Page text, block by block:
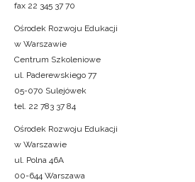
fax 22 345 37 70
Ośrodek Rozwoju Edukacji
w Warszawie
Centrum Szkoleniowe
ul. Paderewskiego 77
05-070 Sulejówek
tel. 22 783 37 84
Ośrodek Rozwoju Edukacji
w Warszawie
ul. Polna 46A
00-644 Warszawa